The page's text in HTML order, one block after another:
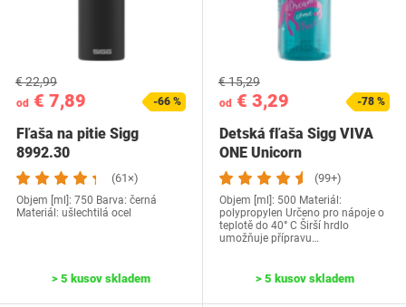
od € 7,89
€ 22,99
-66 %
Fľaša na pitie Sigg
‎8992.30
(61×)
Objem [ml]: 750 Barva: černá
Materiál: ušlechtilá ocel
> 5 kusov skladem
od € 3,29
€ 15,29
-78 %
Detská fľaša Sigg VIVA
ONE Unicorn
(99+)
Objem [ml]: 500 Materiál:
polypropylen Určeno pro nápoje o
teplotě do 40° C Širší hrdlo
umožňuje přípravu…
> 5 kusov skladem